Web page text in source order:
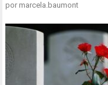
por marcela.baumont